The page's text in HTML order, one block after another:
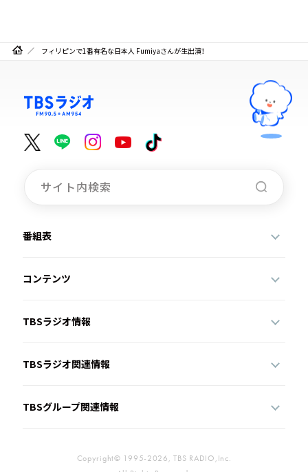
フィリピンで1番有名な日本人 Fumiyaさんが生出演！
番組表
コンテンツ
TBSラジオ情報
TBSラジオ関連情報
TBSグループ関連情報
Copyright© 1995-2026, TBS RADIO,Inc.